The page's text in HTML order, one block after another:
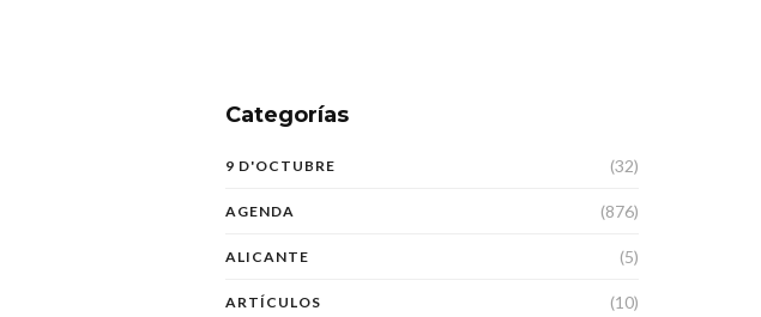
Categorías
9 D'OCTUBRE (32)
AGENDA (876)
ALICANTE (5)
ARTÍCULOS (10)